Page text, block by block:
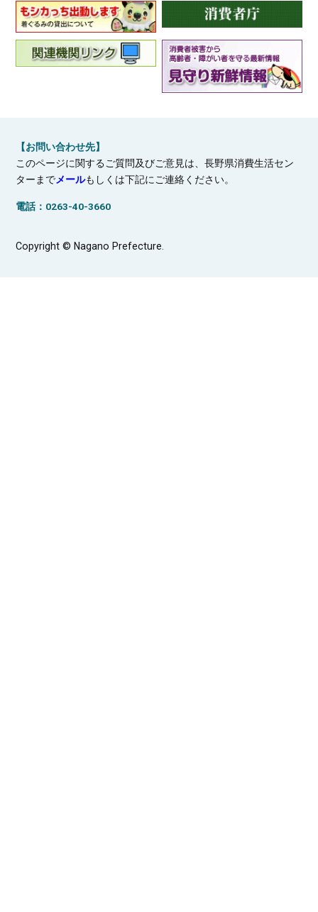
【お問い合わせ先】
このページに関するご質問及びご意見は、長野県消費生活セン
ターまでメールもしくは下記にご連絡ください。
電話：0263-40-3660
Copyright © Nagano Prefecture.